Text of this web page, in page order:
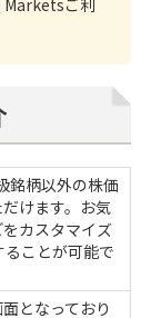
銘柄以外の株価
けます。お気
カスタマイズ
ことが可能で
となっており